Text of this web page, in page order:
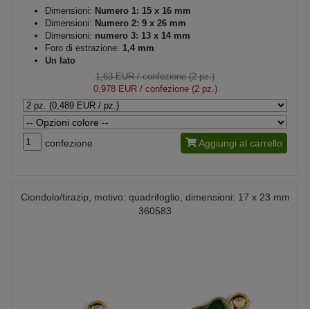
Dimensioni: Numero 1: 15 x 16 mm
Dimensioni: Numero 2: 9 x 26 mm
Dimensioni: numero 3: 13 x 14 mm
Foro di estrazione: 1,4 mm
Un lato
1,63 EUR/ confezione (2 pz.)
0,978 EUR/ confezione (2 pz.)
confezione Aggiungi al carrello
Ciondolo/tirazip, motivo: quadrifoglio, dimensioni: 17 x 23 mm
360583